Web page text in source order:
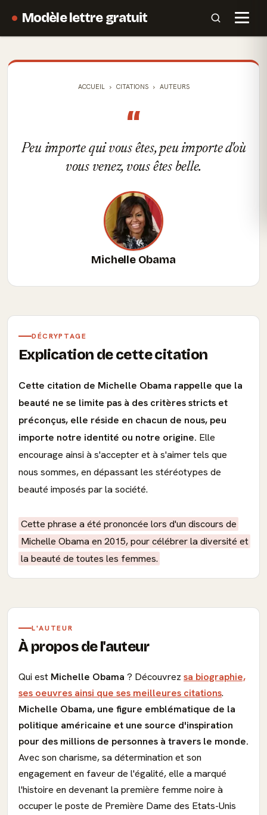
Modèle lettre gratuit
ACCUEIL CITATIONS AUTEURS
“
Peu importe qui vous êtes, peu importe d'où
vous venez, vous êtes belle.
Michelle Obama
DÉCRYPTAGE
Explication de cette citation
Cette citation de Michelle Obama rappelle que la
beauté ne se limite pas à des critères stricts et
préconçus, elle réside en chacun de nous, peu
importe notre identité ou notre origine. Elle
encourage ainsi à s'accepter et à s'aimer tels que
nous sommes, en dépassant les stéréotypes de
beauté imposés par la société.
Cette phrase a été prononcée lors d'un discours de
Michelle Obama en 2015, pour célébrer la diversité et
la beauté de toutes les femmes.
L'AUTEUR
À propos de l'auteur
Qui est Michelle Obama ? Découvrez sa biographie,
ses oeuvres ainsi que ses meilleures citations.
Michelle Obama, une figure emblématique de la
politique américaine et une source d'inspiration
pour des millions de personnes à travers le monde.
Avec son charisme, sa détermination et son
engagement en faveur de l'égalité, elle a marqué
l'histoire en devenant la première femme noire à
occuper le poste de Première Dame des Etats-Unis